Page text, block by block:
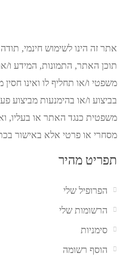
אתר זה הינו לשימוש חינמי,
תוכן האתר, התמונות, המידע ו/
משפטי ו/או תחליף לו ואינו
בביצוע ו/או בהימנעות מביצוע
משפטית כנגד האתר או בעליו,
מסחרי או פרטי אלא באישור
תפריט מהיר
הפרופיל שלי
הרשומות שלי
סימניות
הוסף רשומה